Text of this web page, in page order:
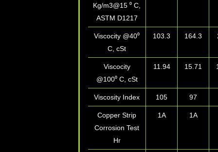
Kg/m3@15 ⁰ C,
ASTM D1217
Viscocity @40⁰
C, cSt
103.3 164.3
Viscocity
@100⁰ C, cSt
11.94 15.71
Viscosity Index 105 97
Copper Strip
Corrosion Test
Hr
1A 1A